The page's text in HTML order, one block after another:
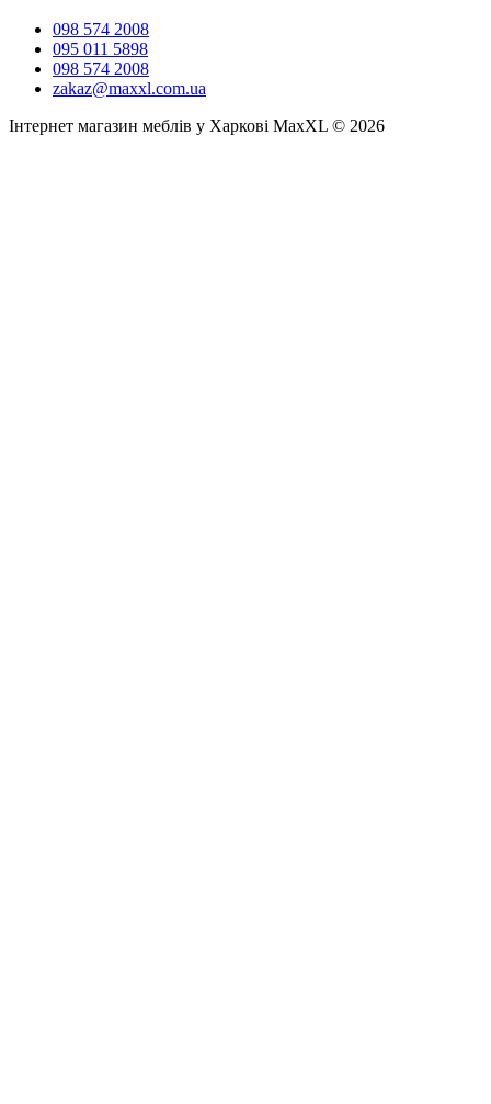
098 574 2008
095 011 5898
098 574 2008
zakaz@maxxl.com.ua
Інтернет магазин меблів у Харкові MaxXL © 2026